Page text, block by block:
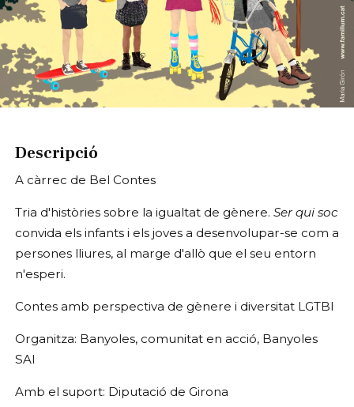
Descripció
A càrrec de Bel Contes
Tria d'històries sobre la igualtat de gènere. Ser qui soc
convida els infants i els joves a desenvolupar-se com a
persones lliures, al marge d'allò que el seu entorn
n'esperi.
Contes amb perspectiva de gènere i diversitat LGTBI
Organitza: Banyoles, comunitat en acció, Banyoles
SAI
Amb el suport: Diputació de Girona